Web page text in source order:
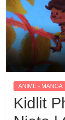
ANIME - MANGA
Kidlit